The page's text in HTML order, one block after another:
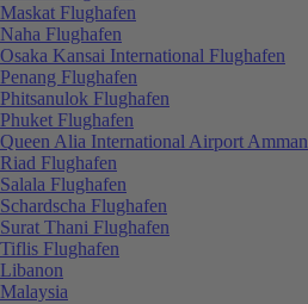
Maskat Flughafen
Naha Flughafen
Osaka Kansai International Flughafen
Penang Flughafen
Phitsanulok Flughafen
Phuket Flughafen
Queen Alia International Airport Amman
Riad Flughafen
Salala Flughafen
Schardscha Flughafen
Surat Thani Flughafen
Tiflis Flughafen
Libanon
Malaysia